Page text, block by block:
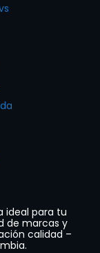
ideal para tu
de marcas y
calidad –